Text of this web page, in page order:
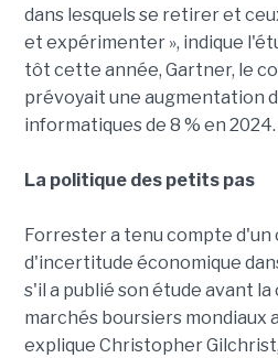
dans lesquels se retirer et
et expérimenter », indique
tôt cette année, Gartner, le
prévoyait une augmentation
informatiques de 8 % en 2024.
La politique des petits pas
Forrester a tenu compte d'un
d'incertitude économique
s'il a publié son étude avant
marchés boursiers mondiaux
explique Christopher